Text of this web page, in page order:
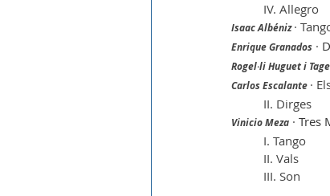
IV. Allegro
Isaac Albéniz ·
Enrique Granados ·
Rogel·li Huguet i
Carlos Escalante ·
II. Dirges
Vinicio Meza · Tres
I. Tango
II. Vals
III. Son